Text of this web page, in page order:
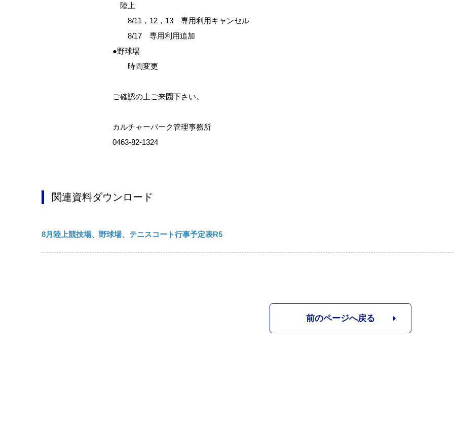
陸上
8/11，12，13 専用利用キャンセル
8/17 専用利用追加
●野球場
時間変更
ご確認の上ご来園下さい。
カルチャーパーク管理事務所
0463-82-1324
関連資料ダウンロード
8月陸上競技場、野球場、テニスコート行事予定表R5
前のページへ戻る